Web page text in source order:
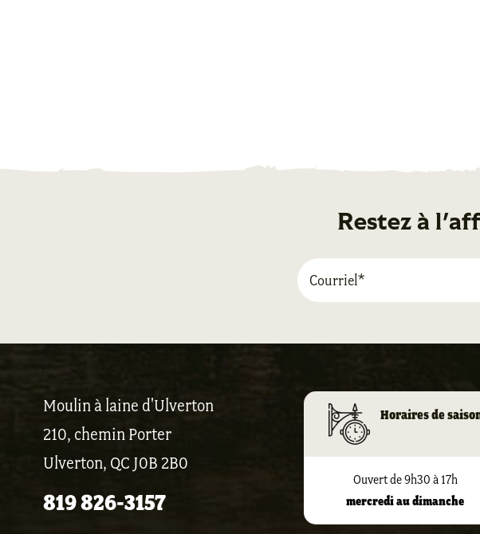
Restez à
Moulin à laine d'Ulverton
210, chemin Porter
Ulverton, QC J0B 2B0
819 826-3157
Horaires de
Ouvert de 9h30 à 17h
mercredi au dimanche